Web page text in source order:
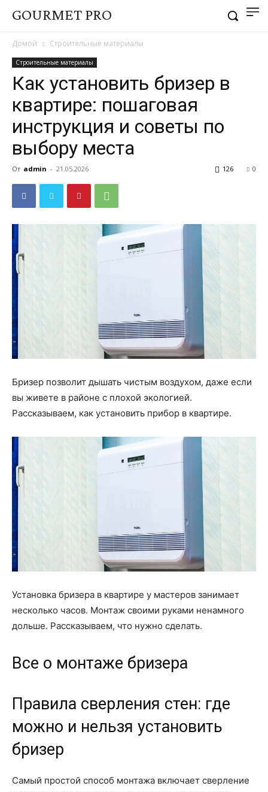
GOURMET PRO
Домой Строительные материалы
Строительные материалы
Как установить бризер в
квартире: пошаговая
инструкция и советы по
выбору места
От admin - 21.05.2026 0
126
Бризер позволит дышать чистым воздухом, даже если
вы живете в районе с плохой экологией.
Рассказываем, как установить прибор в квартире.
Установка бризера в квартире у мастеров занимает
несколько часов. Монтаж своими руками ненамного
дольше. Рассказываем, что нужно сделать.
Все о монтаже бризера
Правила сверления стен: где
можно и нельзя установить
бризер
Самый простой способ монтажа включает сверление